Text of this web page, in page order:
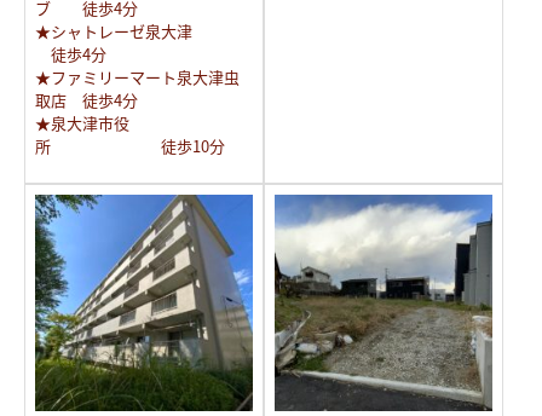
ブ 徒歩4分
★シャトレーゼ泉大津
徒歩4分
★ファミリーマート泉大津虫
取店 徒歩4分
★泉大津市役
所 徒歩10分